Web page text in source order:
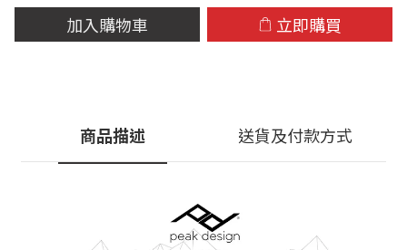
加入購物車 立即購買
商品描述 送貨及付款方式